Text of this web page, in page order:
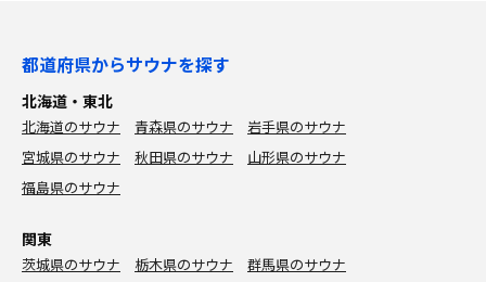
都道府県からサウナを探す
北海道・東北
北海道のサウナ 青森県のサウナ
岩手県のサウナ
宮城県のサウナ
秋田県のサウナ
山形県のサウナ
福島県のサウナ
関東
茨城県のサウナ 栃木県のサウナ
群馬県のサウナ